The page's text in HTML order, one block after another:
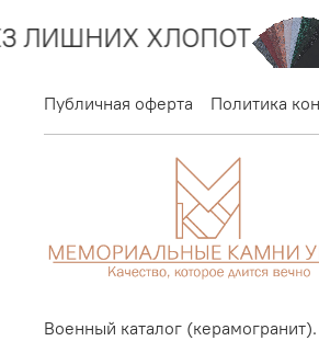
ХЛОПОТ
Публичная оферта Политика
Военный каталог (керамогранит).